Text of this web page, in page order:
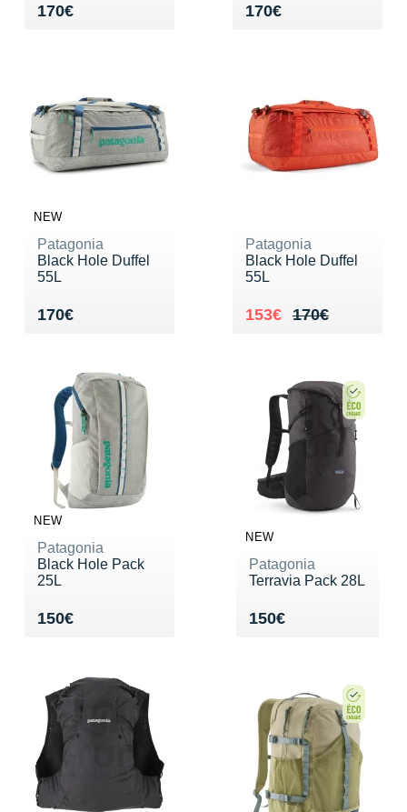
170€
Vendu 170€ 170€
Vendu 170€
NEW
Patagonia
Black Hole Duffel
55L
170€
Vendu 170€
Patagonia
Black Hole Duffel
55L
170€
Au lieu de 170€
153€
Vendu 153€
NEW
Patagonia
Black Hole Pack
25L
150€
Vendu 150€
NEW
Patagonia
Terravia Pack 28L
150€
Vendu 150€